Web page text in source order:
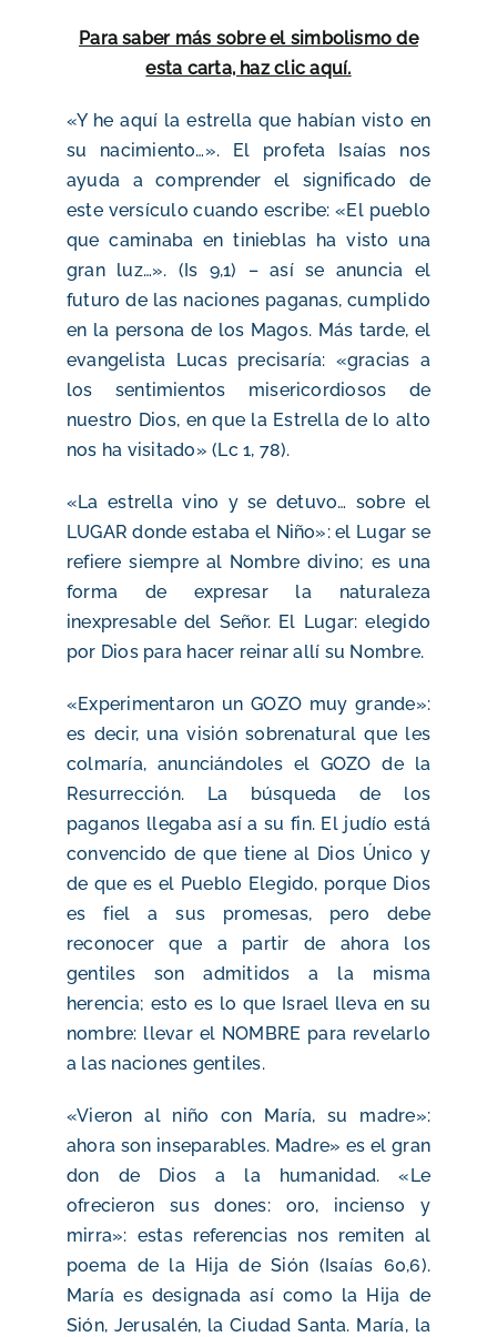
Para saber más sobre el simbolismo de
esta carta, haz clic aquí.
«Y he aquí la estrella que habían visto en
su nacimiento…». El profeta Isaías nos
ayuda a comprender el significado de
este versículo cuando escribe: «El pueblo
que caminaba en tinieblas ha visto una
gran luz…». (Is 9,1) – así se anuncia el
futuro de las naciones paganas, cumplido
en la persona de los Magos. Más tarde, el
evangelista Lucas precisaría: «gracias a
los sentimientos misericordiosos de
nuestro Dios, en que la Estrella de lo alto
nos ha visitado» (Lc 1, 78).
«La estrella vino y se detuvo… sobre el
LUGAR donde estaba el Niño»: el Lugar se
refiere siempre al Nombre divino; es una
forma de expresar la naturaleza
inexpresable del Señor. El Lugar: elegido
por Dios para hacer reinar allí su Nombre.
«Experimentaron un GOZO muy grande»:
es decir, una visión sobrenatural que les
colmaría, anunciándoles el GOZO de la
Resurrección. La búsqueda de los
paganos llegaba así a su fin. El judío está
convencido de que tiene al Dios Único y
de que es el Pueblo Elegido, porque Dios
es fiel a sus promesas, pero debe
reconocer que a partir de ahora los
gentiles son admitidos a la misma
herencia; esto es lo que Israel lleva en su
nombre: llevar el NOMBRE para revelarlo
a las naciones gentiles.
«Vieron al niño con María, su madre»:
ahora son inseparables. Madre» es el gran
don de Dios a la humanidad. «Le
ofrecieron sus dones: oro, incienso y
mirra»: estas referencias nos remiten al
poema de la Hija de Sión (Isaías 60,6).
María es designada así como la Hija de
Sión, Jerusalén, la Ciudad Santa. María, la